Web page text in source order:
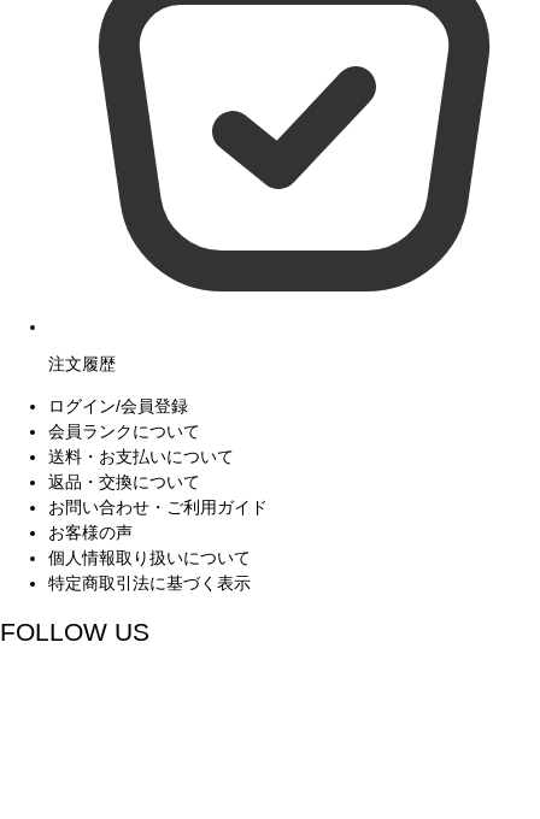
注文履歴
ログイン/会員登録
会員ランクについて
送料・お支払いについて
返品・交換について
お問い合わせ・ご利用ガイド
お客様の声
個人情報取り扱いについて
特定商取引法に基づく表示
FOLLOW US